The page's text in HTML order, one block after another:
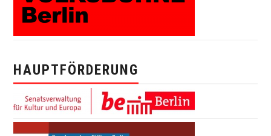
HAUPTFÖRDERUNG